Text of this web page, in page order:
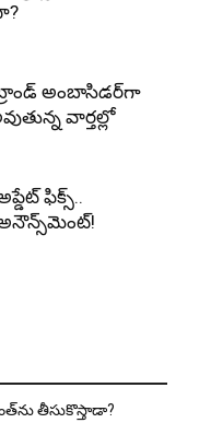
బ్రాండ్ అంబాసిడర్‌గా
వార్తల్లో
ఫిక్స్..
తీసుకొస్తాడా?